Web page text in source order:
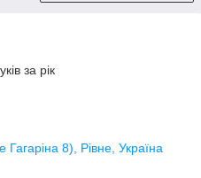
за рік
8), Рівне, Україна